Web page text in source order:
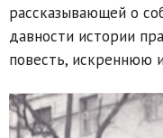
рассказывающей о
давности истории
повесть, искреннюю